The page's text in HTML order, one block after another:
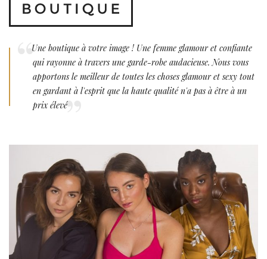
Une boutique à votre image ! Une femme glamour et confiante
qui rayonne à travers une garde-robe audacieuse. Nous vous
apportons le meilleur de toutes les choses glamour et sexy tout
en gardant à l'esprit que la haute qualité n'a pas à être à un
prix élevé